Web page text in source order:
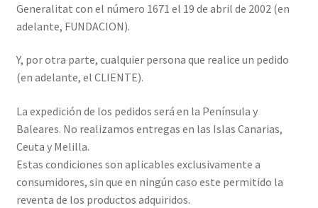
Generalitat con el número 1671 el 19 de abril de 2002 (en
adelante, FUNDACION).
Y, por otra parte, cualquier persona que realice un pedido
(en adelante, el CLIENTE).
La expedición de los pedidos será en la Península y
Baleares. No realizamos entregas en las Islas Canarias,
Ceuta y Melilla.
Estas condiciones son aplicables exclusivamente a
consumidores, sin que en ningún caso este permitido la
reventa de los productos adquiridos.